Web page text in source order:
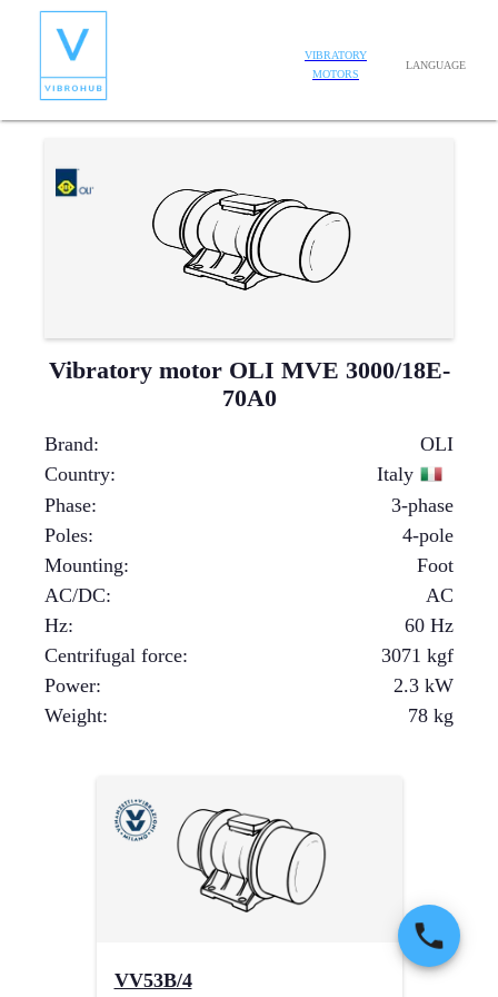
VIBRATORY
MOTORS
LANGUAGE
Vibratory motor OLI MVE 3000/18E-
70A0
Brand:
OLI
Country:
Italy
Phase:
3-phase
Poles:
4-pole
Mounting:
Foot
AC/DC:
AC
Hz:
60 Hz
Centrifugal force: 3071 kgf
Power: 2.3 kW
Weight: 78 kg
VV53B/4